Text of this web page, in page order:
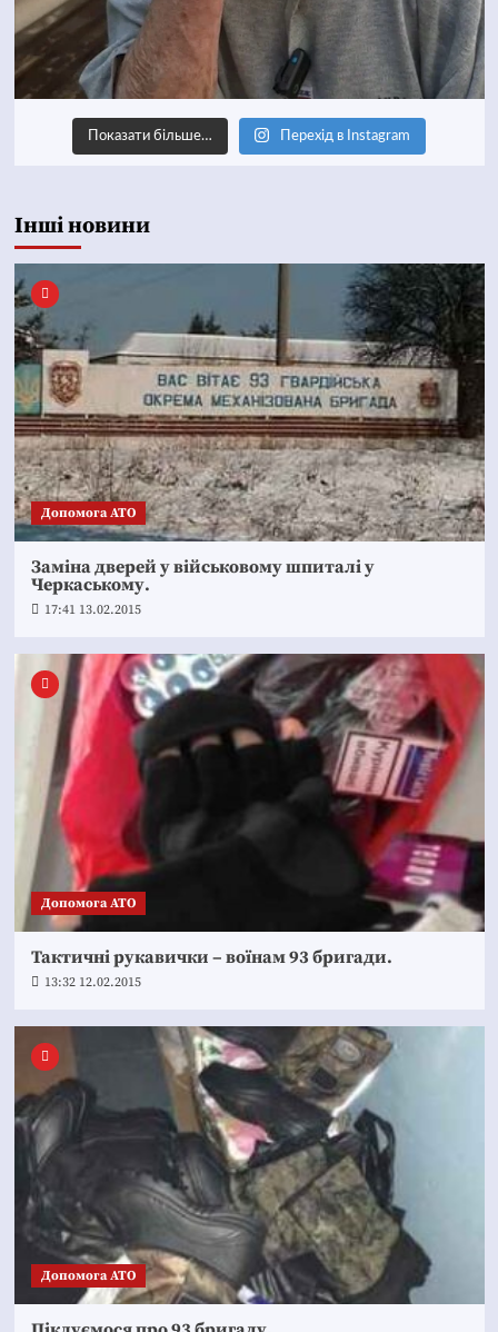
Показати більше… Перехід в Instagram
Інші новини
Допомога АТО
Заміна дверей у військовому шпиталі у
Черкаському.
17:41 13.02.2015
Допомога АТО
Тактичні рукавички – воїнам 93 бригади.
13:32 12.02.2015
Допомога АТО